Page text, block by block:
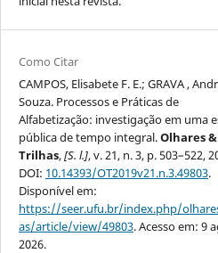
Como Citar
CAMPOS, Elisabete F. E.; GRAVA ,
Souza. Processos e Práticas de
Alfabetização: investigação em uma
pública de tempo integral.Olhares &
Trilhas,[S. l.], v. 21, n. 3, p. 503–522,
DOI: 10.14393/OT2019v21.n.3.49803.
Disponível em:
https://seer.ufu.br/index.php/
as/article/view/49803. Acesso em: 9
2026.